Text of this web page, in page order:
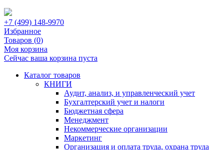
+7 (499) 148-9970
Избранное
Товаров (0)
Моя корзина
Сейчас ваша корзина пуста
Каталог товаров
КНИГИ
Аудит, анализ, и управленческий учет
Бухгалтерский учет и налоги
Бюджетная сфера
Менеджмент
Некоммерческие организации
Маркетинг
Организация и оплата труда, охрана труда